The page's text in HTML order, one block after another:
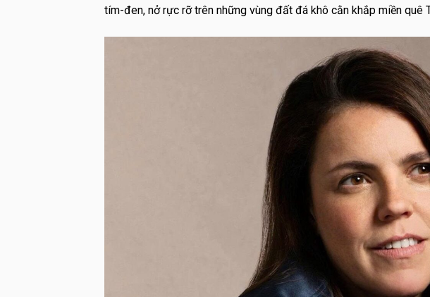
tím-đen, nở rực rỡ trên những vùng đất đá khô cằn khắp miền quê